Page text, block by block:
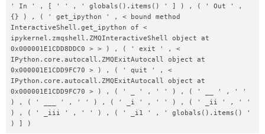
' In ' , [ ' ' , ' globals().items() ' ] ) , ( ' Out ' ,
{} ) , ( ' get_ipython ' , < bound method
InteractiveShell.get_ipython of <
ipykernel.zmqshell.ZMQInteractiveShell object at
0x000001E1CDD8DDC0 > > ) , ( ' exit ' , <
IPython.core.autocall.ZMQExitAutocall object at
0x000001E1CDD9FC70 > ) , ( ' quit ' , <
IPython.core.autocall.ZMQExitAutocall object at
0x000001E1CDD9FC70 > ) , ( ' _ ' , ' ' ) , ( ' __ ' , ' '
) , ( ' ___ ' , ' ' ) , ( ' _i ' , ' ' ) , ( ' _ii ' , ' '
) , ( ' _iii ' , ' ' ) , ( ' _i1 ' , ' globals().items() '
) ] )